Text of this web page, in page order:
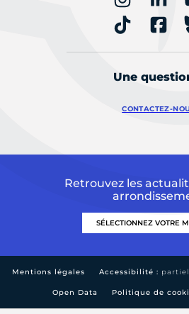
Une
CONTACTEZ-
Retrouvez les
Mentions légales Accessibilité :
Open Data Politique de